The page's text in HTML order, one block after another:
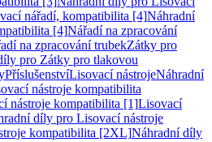
nářadí, kompatibilita [4]Náhradní
[4]Nářadí na zpracování
na zpracování trubekZátky pro
pro Zátky pro tlakovou
PříslušenstvíLisovací nástrojeNáhradní
nástroje kompatibilita
nástroje kompatibilita [1]Lisovací
díly pro Lisovací nástroje
kompatibilita [2XL]Náhradní díly